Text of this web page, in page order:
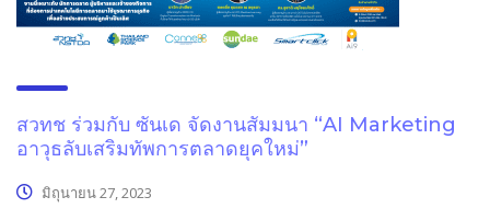
สวทช ร่วมกับ ซันเด จัดงานสัมมนา “AI Marketing
อาวุธลับเสริมทัพการตลาดยุคใหม่”
มิถุนายน 27, 2023